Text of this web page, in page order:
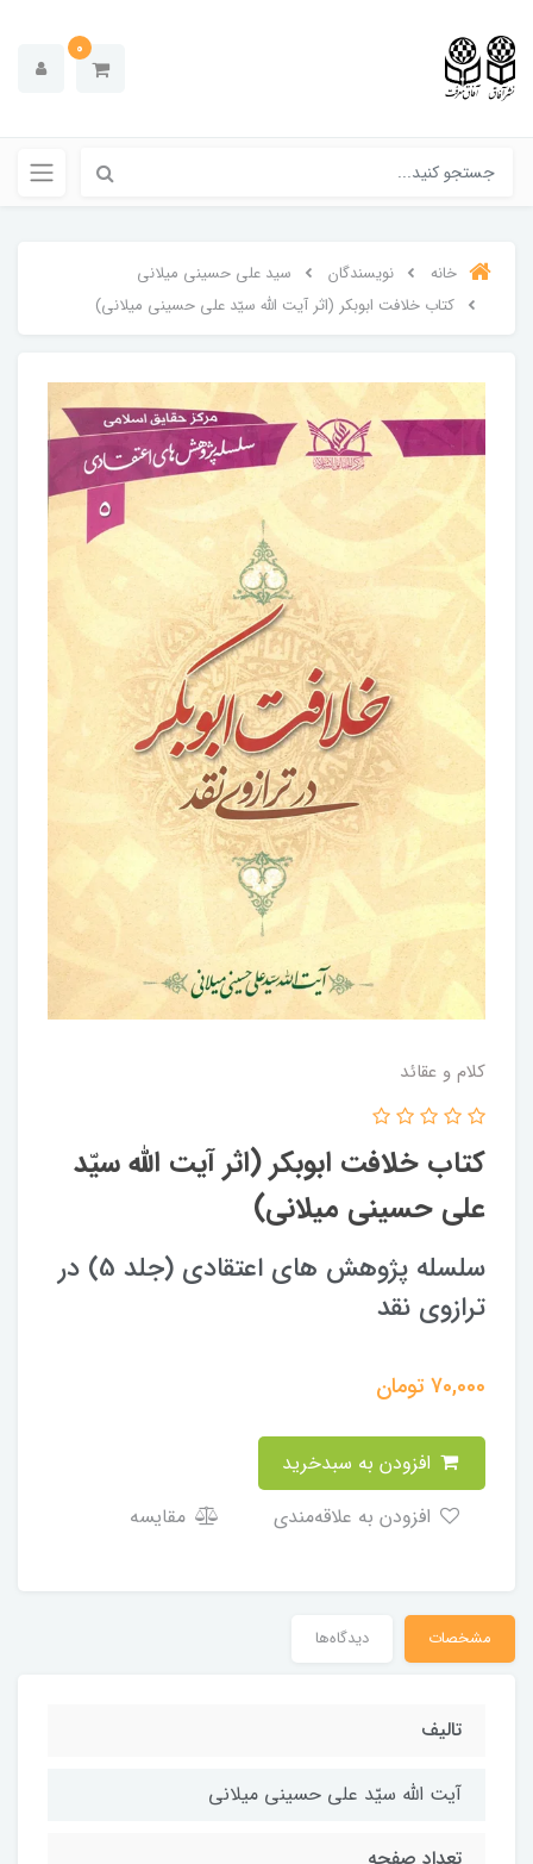
0
خانه نویسندگان
سید علی حسینی میلانی
کتاب خلافت ابوبکر (اثر آیت الله سیّد علی حسینی میلانی)
کلام و عقائد
کتاب خلافت ابوبکر (اثر آیت الله سیّد
علی حسینی میلانی)
سلسله پژوهش های اعتقادی (جلد 5) در
ترازوی نقد
70,000تومان
مقایسه
مشخصات دیدگاه‌ها
تالیف
آیت الله سیّد علی حسینی میلانی